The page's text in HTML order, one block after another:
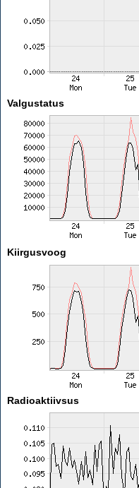
Valgustatus
Kiirgusvoog
Radioaktiivsus